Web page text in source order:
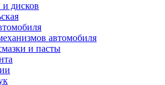
дисков
автомобиля
и пасты